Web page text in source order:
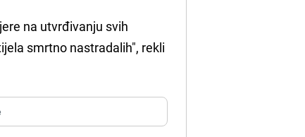
na utvrđivanju svih
smrtno nastradalih", rekli